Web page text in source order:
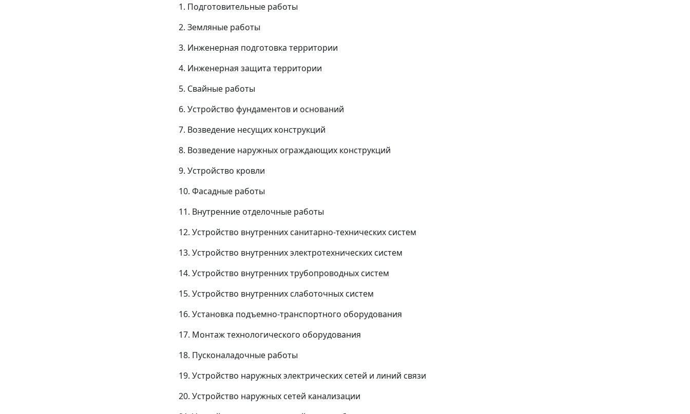
1. Подготовительные работы
2. Земляные работы
3. Инженерная подготовка территории
4. Инженерная защита территории
5. Свайные работы
6. Устройство фундаментов и оснований
7. Возведение несущих конструкций
8. Возведение наружных ограждающих конструкций
9. Устройство кровли
10. Фасадные работы
11. Внутренние отделочные работы
12. Устройство внутренних санитарно-технических систем
13. Устройство внутренних электротехнических систем
14. Устройство внутренних трубопроводных систем
15. Устройство внутренних слаботочных систем
16. Установка подъемно-транспортного оборудования
17. Монтаж технологического оборудования
18. Пусконаладочные работы
19. Устройство наружных электрических сетей и линий связи
20. Устройство наружных сетей канализации